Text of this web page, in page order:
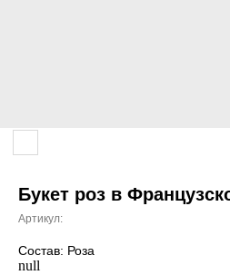
Букет роз в
Артикул:
Состав: Роза
null